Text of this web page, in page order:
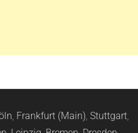
, Frankfurt (Main), Stuttgart,